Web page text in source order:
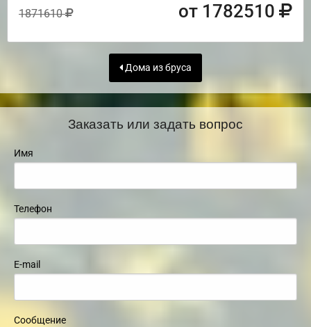
1871610 от 1782510
Дома из бруса
Заказать или задать вопрос
Имя
Телефон
E-mail
Сообщение